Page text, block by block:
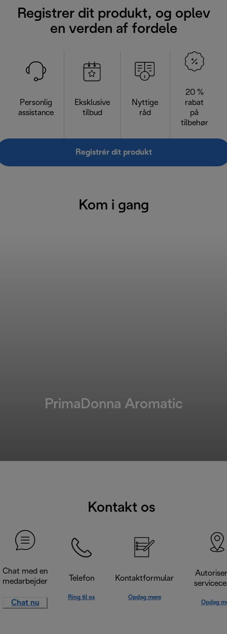
Registrer dit produkt, og oplev
en verden af fordele
Personlig
assistance
Eksklusive
tilbud
Nyttige
råd
20 %
rabat
på
tilbehør
Registrér dit produkt
Kom i gang
PrimaDonna Aromatic
Kontakt os
Chat med en
medarbejder
Chat nu
Telefon
Ring til os
Kontaktformular
Opdag mere
Opdag